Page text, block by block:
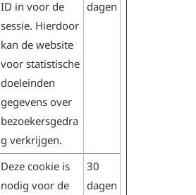
ID in voor de
sessie. Hierdoor
kan de website
voor statistische
doeleinden
gegevens over
bezoekersgedra
g verkrijgen.
dagen
Deze cookie is
nodig voor de
30
dagen